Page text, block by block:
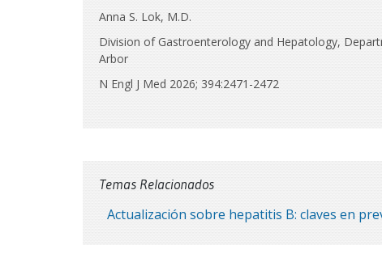
Anna S. Lok, M.D.
Division of Gastroenterology and Hepatology,
Arbor
N Engl J Med 2026; 394:2471-2472
Temas Relacionados
Actualización sobre hepatitis B: claves en